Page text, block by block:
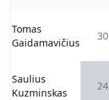
Tomas
Gaidamavičius
30
Saulius
Kuzminskas
24